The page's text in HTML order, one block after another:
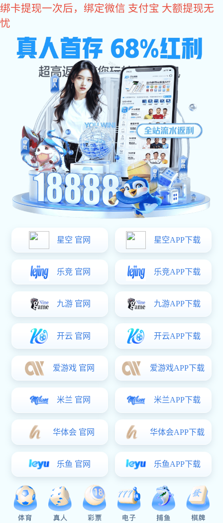
星空电子
星空电子力量 越见锋芒 | 星空电
子建筑五金亮相2025越南河内国
际建材展
文章作者: Date:2025/03/26
星空电子力量 越见锋芒 | 星空电子建筑五金亮相2025
越南河内国际建材展
2025年3月19日至23日，星空电子建筑五金携多款产品
亮相2025越南河内国际建筑建材及家居装饰博览会
(VIETBUILD HANOI)。
在越南河内NECC建筑规划展馆掀起了一股
一，本次展会吸引了来自全球20多个国家和地区的800余家
展商及超10万名专业观众。
绿色科技 · 智慧生活
筑五金携门窗五金、密封胶条、门控系统及淋浴房五金四
大核心产品线重磅亮相。
通过产品与场景化陈列，生动演绎建筑空间在安全防
护、节能降耗、智能交互等维度的科技进化，为东南亚客商
呈现未来人居的智慧图景。